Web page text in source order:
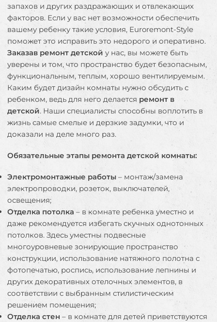
запахов и других раздражающих и отвлекающих
факторов. Если у вас нет возможности обеспечить
вашему ребенку такие условия, Euroremont-Style
поможет это исправить это недорого и оперативно.
Заказав ремонт детской у нас, вы можете быть
уверены и том, что пространство будет безопасным,
функциональным, теплым, хорошо вентилируемым.
Каким будет дизайн комнаты нужно обсудить с
ребенком, ведь для него делается ремонт в
детской. Наши специалисты способны воплотить в
жизнь самые смелые и дерзкие задумки, что и
доказали на деле много раз.
Обязательные этапы ремонта детской комнаты:
Электромонтажные работы – монтаж/замена
электропроводки, розеток, выключателей,
освещения;
Отделка потолка – в комнате ребенка уместно и
даже рекомендуется избегать скучных однотонных
потолков. Здесь уместны подвесные
многоуровневые зонирующие пространство
конструкции, использование натяжного полотна с
фотопечатью, роспись, использование лепнины и
других декоративных отелочных элементов, в
соответствии с выбранным стилистическим
решением помещения;
Отделка стен – в комнате для детей приветствуются